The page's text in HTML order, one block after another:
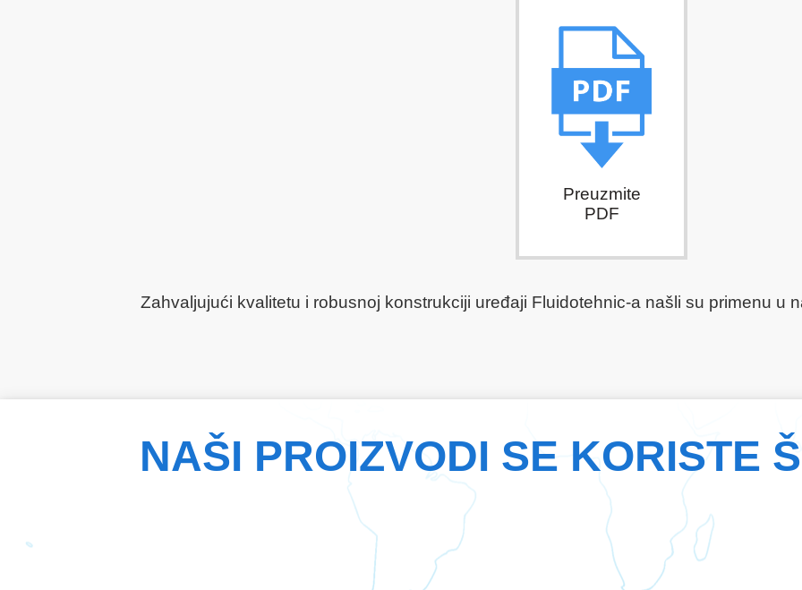
Preuzmite
PDF
Zahvaljujući kvalitetu i robusnoj konstrukciji uređaji Fluidotehnic-a našli su primenu u
NAŠI PROIZVODI SE KORISTE